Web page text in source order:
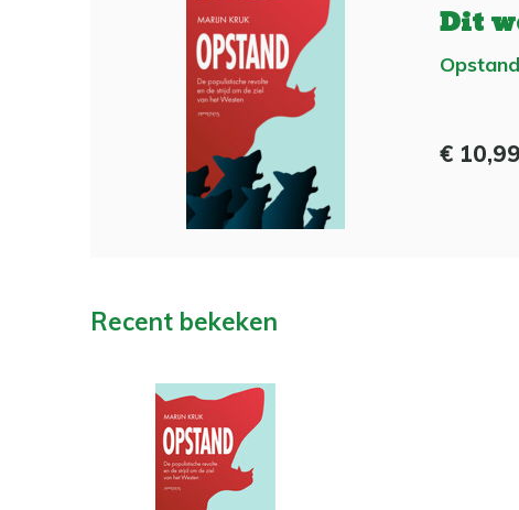
Dit
Opstand
€ 10,99
Recent bekeken